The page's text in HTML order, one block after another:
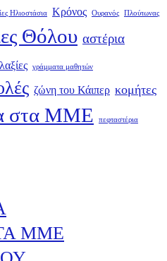
Ηλιοστάσια Κρόνος Ουρανός Πλούτωνας
Θόλου αστέρια
γράμματα μαθητών
ζώνη του Κάιπερ κομήτες
στα ΜΜΕ πεφταστέρια
ΜΜΕ